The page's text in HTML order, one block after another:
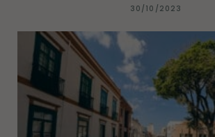
30/10/2023